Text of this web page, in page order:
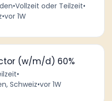
•Vollzeit oder Teilzeit•
•vor 1W
(w/m/d) 60%
•
Schweiz•vor 1W